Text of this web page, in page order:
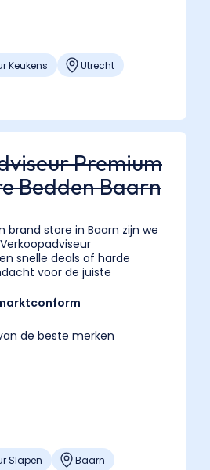
Keukens
Utrecht
Premium
Bedden Baarn
brand store in Baarn zijn we
snelle deals of harde
voor de juiste
de beste merken
Slapen
Baarn